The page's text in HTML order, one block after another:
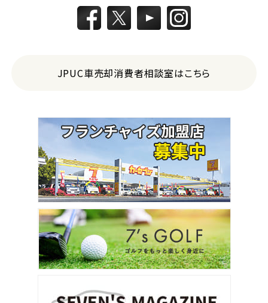
JPUC車売却消費者相談室はこちら